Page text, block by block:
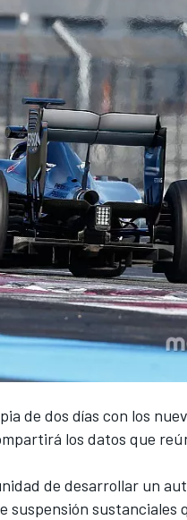
de dos días con los
los datos que
de desarrollar un
suspensión sustanciales